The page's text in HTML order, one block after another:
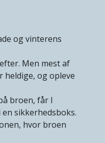
og vinterens
Men mest af
heldige, og opleve
broen, får I
sikkerhedsboks.
hvor broen